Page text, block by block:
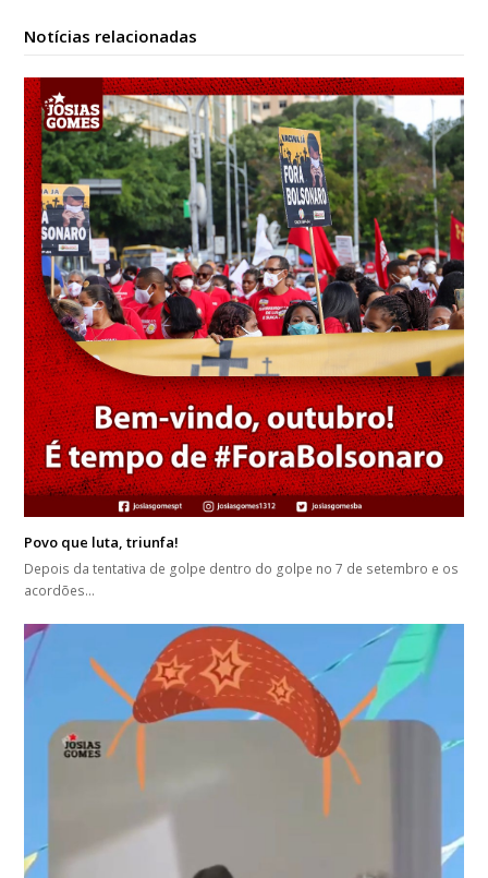
Notícias relacionadas
Povo que luta, triunfa!
Depois da tentativa de golpe dentro do golpe no 7 de setembro e os
acordões…